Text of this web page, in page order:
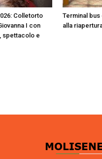
Colletorto
I con
spettacolo e
Terminal
alla